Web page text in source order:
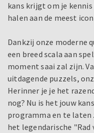
kans krijgt om je
halen aan de meest
Dankzij onze moderne
een breed scala aan
moment saai zal zijn.
uitdagende puzzels,
Herinner je je het
nog? Nu is het jouw
programma en te laten
het legendarische